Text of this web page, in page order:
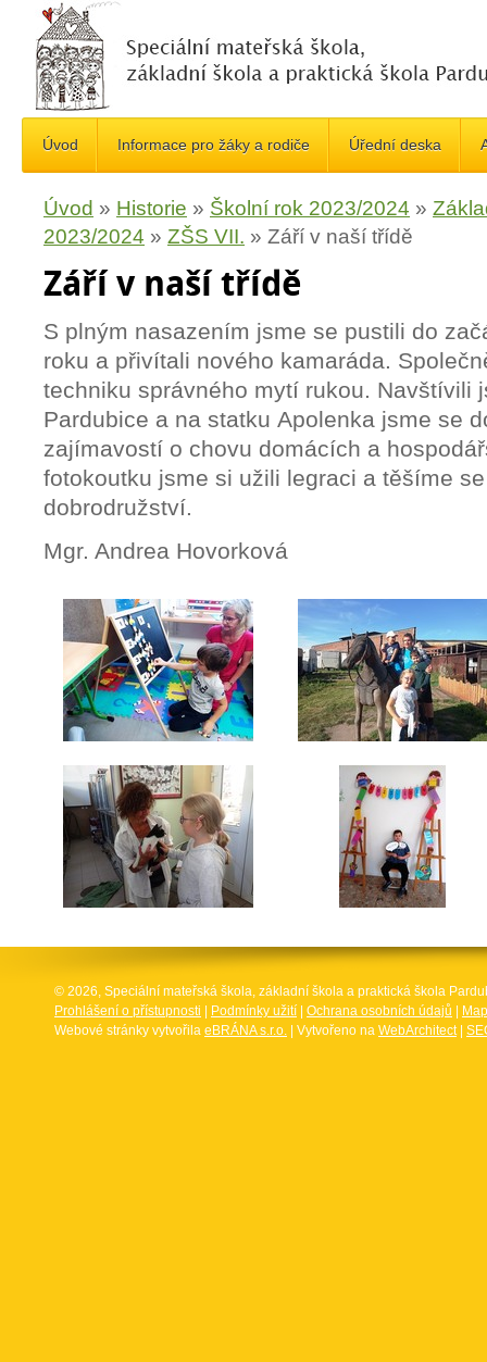
Úvod Informace pro žáky a rodiče Úřední deska
Úvod » Historie » Školní rok 2023/2024 »
2023/2024 » ZŠS VII. » Září v naší třídě
Září v naší třídě
S plným nasazením jsme se pustili do
roku a přivítali nového kamaráda.
techniku správného mytí rukou. Navštívili
Pardubice a na statku Apolenka jsme se
zajímavostí o chovu domácích a
fotokoutku jsme si užili legraci a těšíme
dobrodružství.
Mgr. Andrea Hovorková
© 2026, Speciální mateřská škola, základní škola a praktická škola
Prohlášení o přístupnosti
Podmínky užití Ochrana osobních údajů
Webové stránky vytvořila eBRÁNA s.r.o. | Vytvořeno na WebArchitect|